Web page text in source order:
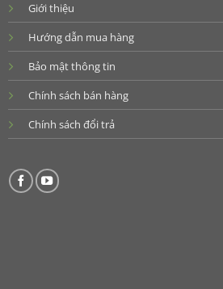
Giới thiệu
Hướng dẫn mua hàng
Bảo mật thông tin
Chính sách bán hàng
Chính sách đổi trả